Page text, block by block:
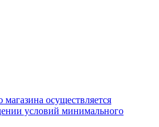
магазина осуществляется
условий минимального